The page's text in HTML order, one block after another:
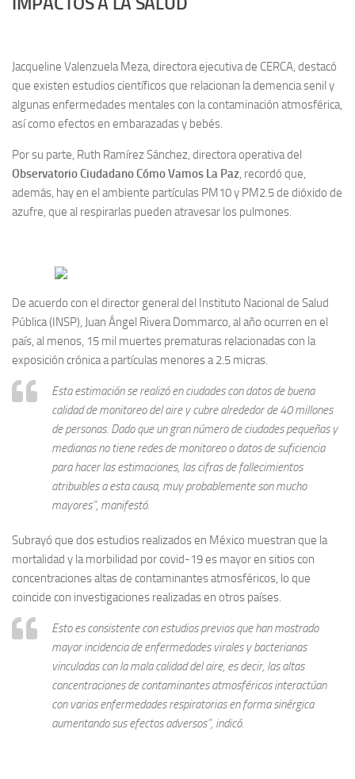
Jacqueline Valenzuela Meza, directora ejecutiva de CERCA, destacó
que existen estudios científicos que relacionan la demencia senil y
algunas enfermedades mentales con la contaminación atmosférica,
así como efectos en embarazadas y bebés.
Por su parte, Ruth Ramírez Sánchez, directora operativa del
Observatorio Ciudadano Cómo Vamos La Paz, recordó que,
además, hay en el ambiente partículas PM10 y PM2.5 de dióxido de
azufre, que al respirarlas pueden atravesar los pulmones.
De acuerdo con el director general del Instituto Nacional de Salud
Pública (INSP), Juan Ángel Rivera Dommarco, al año ocurren en el
país, al menos, 15 mil muertes prematuras relacionadas con la
exposición crónica a partículas menores a 2.5 micras.
Esta estimación se realizó en ciudades con datos de buena
calidad de monitoreo del aire y cubre alrededor de 40 millones
de personas. Dado que un gran número de ciudades pequeñas y
medianas no tiene redes de monitoreo o datos de suficiencia
para hacer las estimaciones, las cifras de fallecimientos
atribuibles a esta causa, muy probablemente son mucho
mayores”, manifestó.
Subrayó que dos estudios realizados en México muestran que la
mortalidad y la morbilidad por covid-19 es mayor en sitios con
concentraciones altas de contaminantes atmosféricos, lo que
coincide con investigaciones realizadas en otros países.
Esto es consistente con estudios previos que han mostrado
mayor incidencia de enfermedades virales y bacterianas
vinculadas con la mala calidad del aire, es decir, las altas
concentraciones de contaminantes atmosféricos interactúan
con varias enfermedades respiratorias en forma sinérgica
aumentando sus efectos adversos”, indicó.